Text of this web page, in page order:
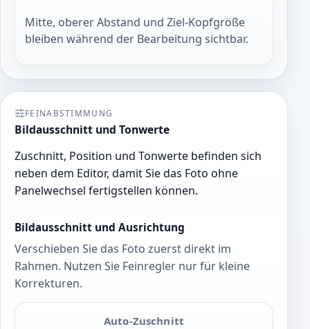
Mitte, oberer Abstand und Ziel-Kopfgröße
bleiben während der Bearbeitung sichtbar.
FEINABSTIMMUNG
Bildausschnitt und Tonwerte
Zuschnitt, Position und Tonwerte befinden sich
neben dem Editor, damit Sie das Foto ohne
Panelwechsel fertigstellen können.
Bildausschnitt und Ausrichtung
Verschieben Sie das Foto zuerst direkt im
Rahmen. Nutzen Sie Feinregler nur für kleine
Korrekturen.
Auto-Zuschnitt